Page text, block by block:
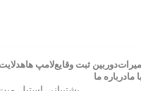
دوربین ثبت وقایعلامپ هاهدلایت
مادرباره ما